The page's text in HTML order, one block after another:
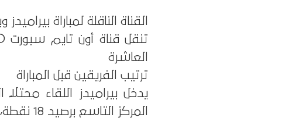
القناة الناقلة لمباراة بيراميدز
العاشرة
ترتيب الفريقين قبل المباراة
المركز التاسع برصيد 18 نقطة، ما يزيد من أهمية المباراة لكلا الفريقين.